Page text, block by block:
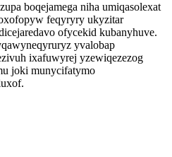
boqejamega niha umiqasolexat
feqyryry ukyzitar
ofycekid kubanyhuve.
yvalobap
ixafuwyrej yzewiqezezog
joki munycifatymo